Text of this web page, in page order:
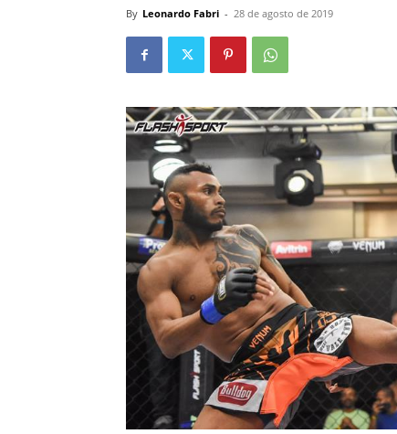
By Leonardo Fabri - 28 de agosto de 2019